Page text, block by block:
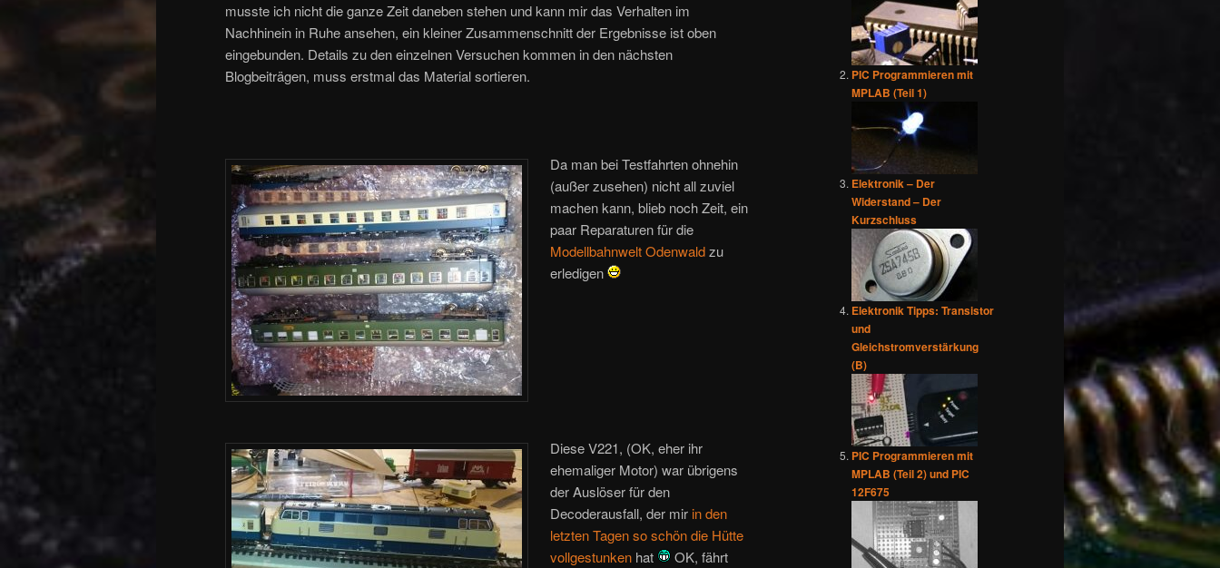
musste ich nicht die ganze Zeit daneben stehen und kann mir das Verhalten im
Nachhinein in Ruhe ansehen, ein kleiner Zusammenschnitt der Ergebnisse ist oben
eingebunden. Details zu den einzelnen Versuchen kommen in den nächsten
Blogbeiträgen, muss erstmal das Material sortieren.
Da man bei Testfahrten ohnehin
(außer zusehen) nicht all zuviel
machen kann, blieb noch Zeit, ein
paar Reparaturen für die
Modellbahnwelt Odenwaldzu
erledigen
Diese V221, (OK, eher ihr
ehemaliger Motor) war übrigens
der Auslöser für den
Decoderausfall, der mir in den
letzten Tagen so schön die Hütte
vollgestunken hat
OK, fährt
PIC Programmieren mit
MPLAB (Teil 1)
Elektronik – Der
Widerstand – Der
Kurzschluss
Elektronik Tipps: Transistor
und
Gleichstromverstärkung
(B)
PIC Programmieren mit
MPLAB (Teil 2) und PIC
12F675